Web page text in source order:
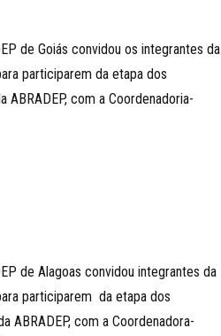
de Goiás convidou os integrantes da
participarem da etapa dos
ABRADEP, com a Coordenadoria-
de Alagoas convidou integrantes da
participarem da etapa dos
ABRADEP, com a Coordenadora-